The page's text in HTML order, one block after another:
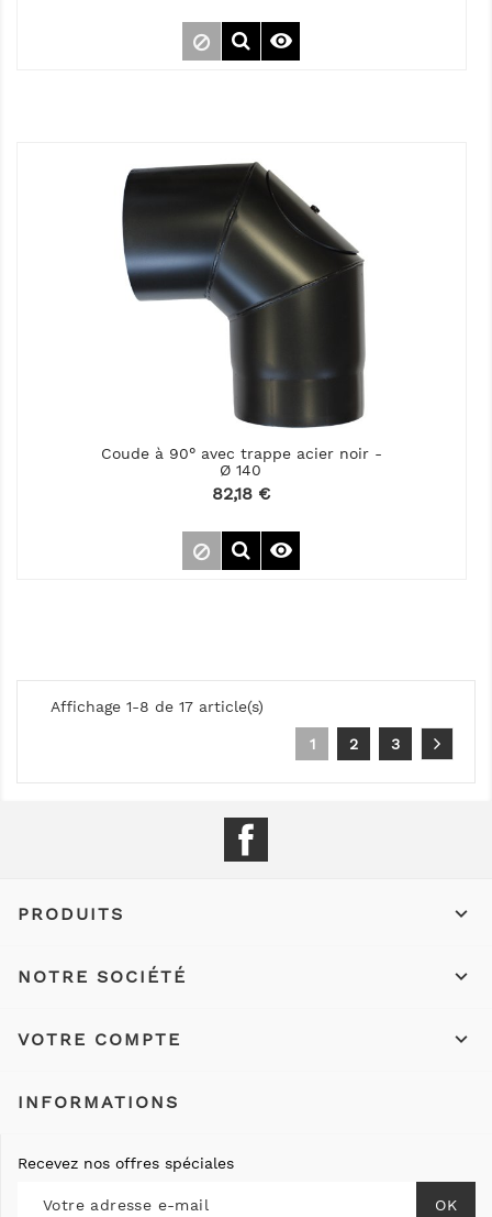

Coude à 90° avec trappe acier noir -
Ø 140
Prix
82,18 €

Affichage 1-8 de 17 article(s)
1 2 3
PRODUITS 
NOTRE SOCIÉTÉ 
VOTRE COMPTE 
INFORMATIONS
Recevez nos offres spéciales